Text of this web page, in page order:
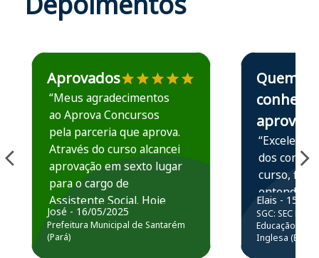
Estudante José recomenda o Aprova Concursos em
Aprovados
“Meus agradecimentos
ao Aprova Concursos
pela parceria que aprova.
Através do curso alcancei
aprovação em sexto lugar
para o cargo de
Assistente Social. Hoje
estou atuando na
Prefeitura de Santarém.
José - 16/05/2025
Prefeitura Municipal de Santarém
(Pará)
Estudante Elais
Quem
conhece,
aprova
“Excelente
dos
curso,
entender e
prática
resolução
questões.”
Elais - 15/07/
SGC: SEC BA
Educação
Inglesa (Edital